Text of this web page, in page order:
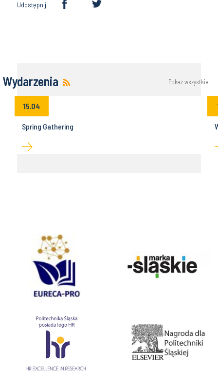
Udostępnij:
Wydarzenia Pokaż wszystkie
15.04
Spring Gathering